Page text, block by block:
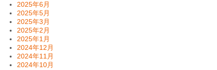
2025年6月
2025年5月
2025年3月
2025年2月
2025年1月
2024年12月
2024年11月
2024年10月